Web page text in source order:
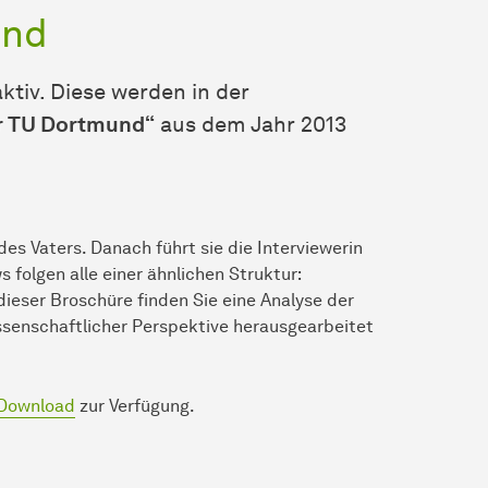
Diese werden in der
TU Dortmund“ aus dem Jahr 2013
Vaters. Danach führt sie die Interviewerin
folgen alle einer ähnlichen Struktur:
Broschüre finden Sie eine Analyse der
Perspektive herausgearbeitet
zur Verfügung.